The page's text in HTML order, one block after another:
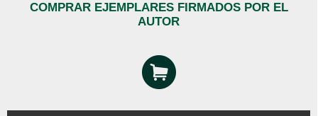
COMPRAR EJEMPLARES FIRMADOS POR EL
AUTOR